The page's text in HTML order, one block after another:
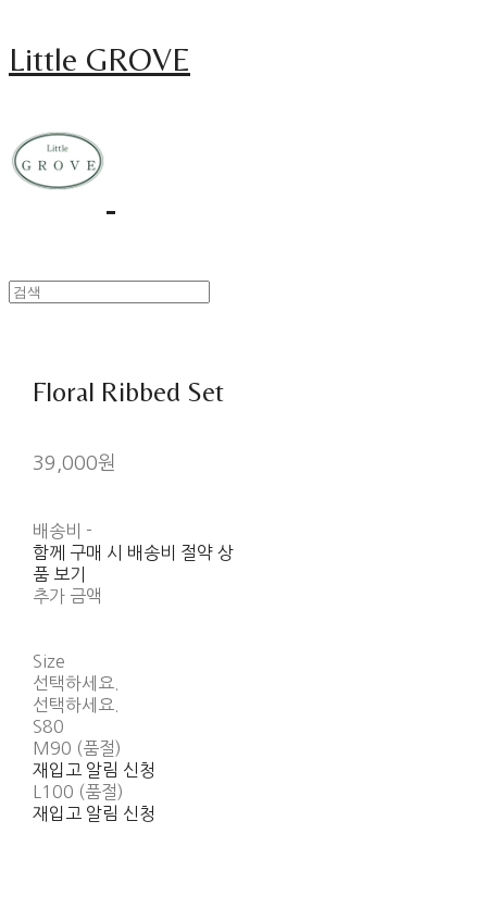
Little GROVE
Floral Ribbed Set
39,000원
배송비 -
함께 구매 시 배송비 절약 상
품 보기
추가 금액
Size
선택하세요.
선택하세요.
S80
M90 (품절)
재입고 알림 신청
L100 (품절)
재입고 알림 신청